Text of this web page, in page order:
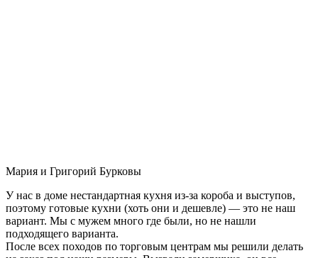
Мария и Григорий Бурковы
У нас в доме нестандартная кухня из-за короба и выступов,
поэтому готовые кухни (хоть они и дешевле) — это не наш
вариант. Мы с мужем много где были, но не нашли
подходящего варианта.
После всех походов по торговым центрам мы решили делать